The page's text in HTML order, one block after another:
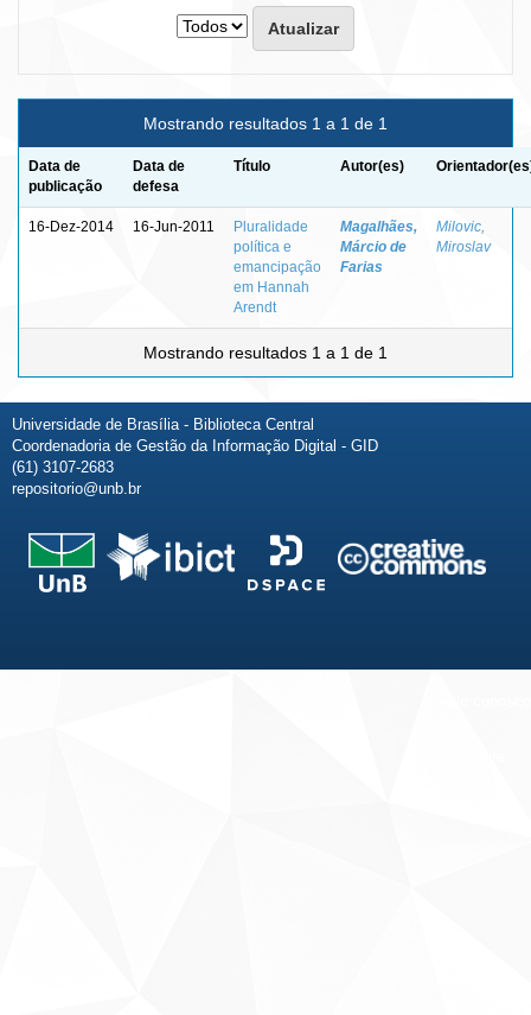
Mostrando resultados 1 a 1 de 1
Data de
publicação
Data de
defesa
Título Autor(es)
16-Dez-2014 16-Jun-2011
Pluralidade
política e
emancipação
em Hannah
Arendt
Magalhães,
Márcio de
Farias
Milovic,
Miroslav
Mostrando resultados 1 a 1 de 1
Universidade de Brasília - Biblioteca Central
Coordenadoria de Gestão da Informação Digital - GID
(61) 3107-2683
repositorio@unb.br